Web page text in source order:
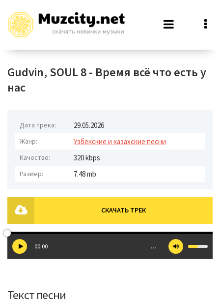
Gudvin, SOUL 8 - Время всё что есть у
нас
Дата трека: 29.05.2026
Жанр: Узбекские и казахские песни
Качество: 320 kbps
Размер: 7.48 mb
СКАЧАТЬ ТРЕК
00:00 …
Текст песни